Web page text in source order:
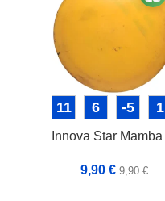
11 6 -5 1
Innova Star Mamba
9,90 € 9,90 €